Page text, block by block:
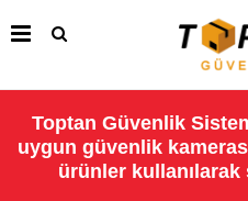
Toptan Güvenlik
uygun güvenlik
ürünler kullanılarak